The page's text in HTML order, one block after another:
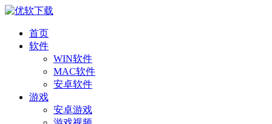
首页
软件
WIN软件
MAC软件
安卓软件
游戏
安卓游戏